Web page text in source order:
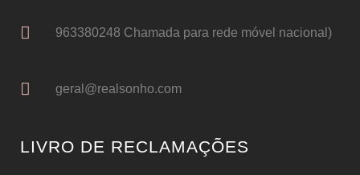
963380248 Chamada para rede móvel nacional)
geral@realsonho.com
LIVRO DE RECLAMAÇÕES